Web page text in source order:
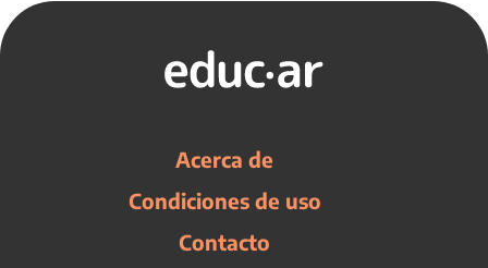
Acerca de
Condiciones de uso
Contacto